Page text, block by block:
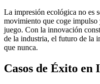
La impresión ecológica no es
movimiento que coge impulso
juego. Con la innovación
de la industria, el futuro de la
que nunca.
Casos de Éxito en